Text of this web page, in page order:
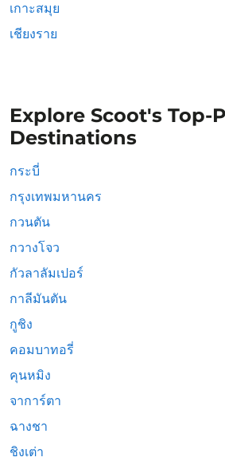
เกาะสมุย
เชียงราย
Explore Scoot's Top-
Destinations
กระบี่
กรุงเทพมหานคร
กวนตัน
กวางโจว
กัวลาลัมเปอร์
กาลีมันตัน
กูชิง
คอมบาทอรี่
คุนหมิง
จาการ์ตา
ฉางชา
ชิงเต่า